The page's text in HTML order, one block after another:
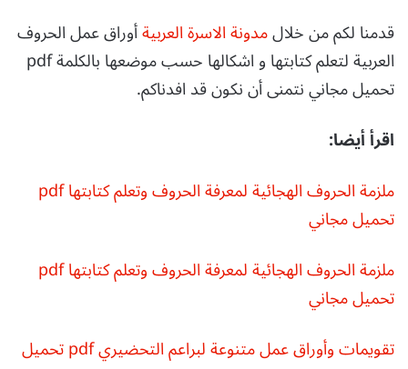
قدمنا لكم من خلالمدونة الاسرة العربيةأوراق عمل الحروف
العربية لتعلم كتابتها و اشكالها حسب موضعها بالكلمة pdf
تحميل مجاني نتمنى أن نكون قد افدناكم.
اقرأ أيضا:
ملزمة الحروف الهجائية لمعرفة الحروف وتعلم كتابتها pdf
تحميل مجاني
ملزمة الحروف الهجائية لمعرفة الحروف وتعلم كتابتها pdf
تحميل مجاني
تقويمات وأوراق عمل متنوعة لبراعم التحضيري pdf تحميل